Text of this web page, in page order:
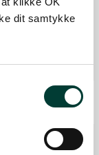
dit samtykke
km